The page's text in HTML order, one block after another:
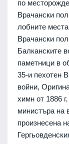
по
Врачански
лобните
Врачански
Балканските
паметници в
35-и пехотен
войни,
химн от 1886
министъра на
произнесена